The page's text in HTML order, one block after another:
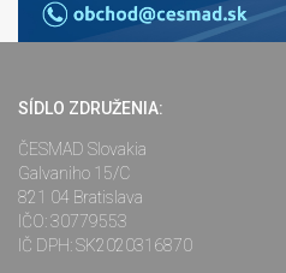
SÍDLO ZDRUŽENIA:
ČESMAD Slovakia
Galvaniho 15/C
821 04 Bratislava
IČO: 30779553
IČ DPH: SK2020316870